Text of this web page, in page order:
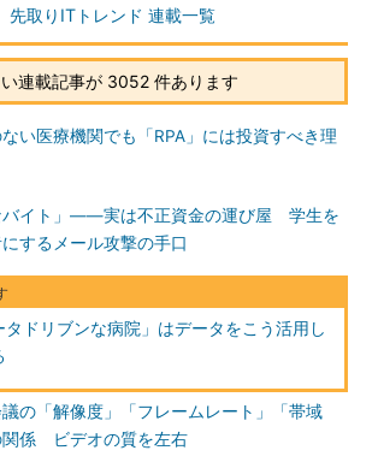
取りITトレンド 連載一覧
連載記事が 3052 件あります
い医療機関でも「RPA」には投資すべき理
バイト」――実は不正資金の運び屋 学生を
するメール攻撃の手口
タドリブンな病院」はデータをこう活用し
の「解像度」「フレームレート」「帯域
関係 ビデオの質を左右